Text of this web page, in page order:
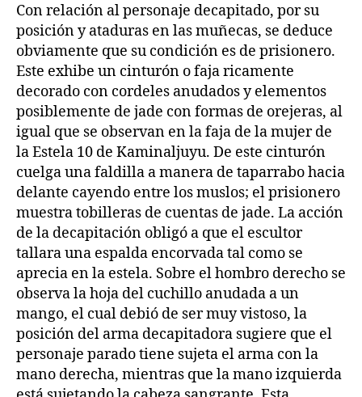
Con relación al personaje decapitado, por su
posición y ataduras en las muñecas, se deduce
obviamente que su condición es de prisionero.
Este exhibe un cinturón o faja ricamente
decorado con cordeles anudados y elementos
posiblemente de jade con formas de orejeras, al
igual que se observan en la faja de la mujer de
la Estela 10 de Kaminaljuyu. De este cinturón
cuelga una faldilla a manera de taparrabo hacia
delante cayendo entre los muslos; el prisionero
muestra tobilleras de cuentas de jade. La acción
de la decapitación obligó a que el escultor
tallara una espalda encorvada tal como se
aprecia en la estela. Sobre el hombro derecho se
observa la hoja del cuchillo anudada a un
mango, el cual debió de ser muy vistoso, la
posición del arma decapitadora sugiere que el
personaje parado tiene sujeta el arma con la
mano derecha, mientras que la mano izquierda